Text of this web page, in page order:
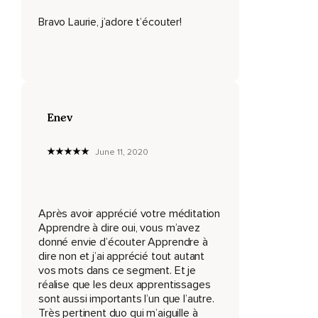
Dire non devient de plus en plus facile.
profondément lorsque vous êtes bien installé,
Inspiré et expiré quelquefois.
À chaque inspiration,
Ressentez l'air qui remplit vos poumons,
Puis sentez vos poumons se vider tranquillement.
Observez le mouvement de va-et-vient dans votre poitrine
et dans votre ventre.
Bravo Laurie, j’adore t’écouter!
Enev
June 11, 2020
Après avoir apprécié votre méditation
Apprendre à dire oui, vous m’avez
donné envie d’écouter Apprendre à
dire non et j’ai apprécié tout autant
vos mots dans ce segment. Et je
réalise que les deux apprentissages
sont aussi importants l’un que l’autre.
Très pertinent duo qui m’aiguille à